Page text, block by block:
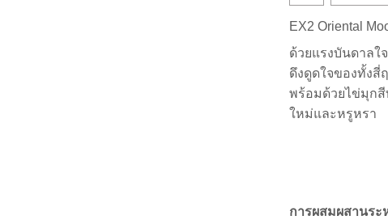
EX2 Oriental
ด้วยแรงบันดาล
ดึงดูดใจของทั้งสี่
พร้อมด้วยไข่มุก
ใหม่และหรูหรา
การผสมผสานระ